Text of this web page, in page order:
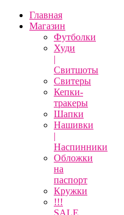
Главная
Магазин
Футболки
Худи
|
Свитшоты
Свитеры
Кепки-
тракеры
Шапки
Нашивки
|
Наспинники
Обложки
на
паспорт
Кружки
!!!
SALE